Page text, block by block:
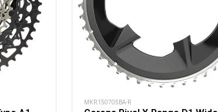
MKR150705BA-R